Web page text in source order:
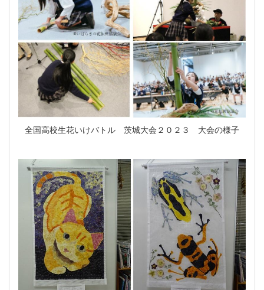
全国高校生花いけバトル 茨城大会２０２３ 大会の様子